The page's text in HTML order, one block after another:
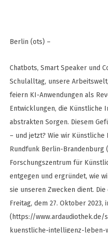
Berlin (ots) –
Chatbots, Smart Speaker und
Schulalltag, unsere
feiern KI-Anwendungen als
Entwicklungen, die Künstliche
abstrakten Sorgen. Diesem
– und jetzt? Wie wir
Rundfunk Berlin-Brandenburg
Forschungszentrum für
entgegen und ergründet, wie
sie unseren Zwecken dient.
Freitag, dem 27. Oktober 2023,
(https://
kuenstliche-intelligenz-leben-